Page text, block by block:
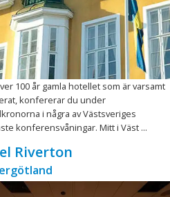
100 år gamla hotellet som är varsamt
konfererar du under
i några av Västsveriges
konferensvåningar. Mitt i Väst ...
Riverton